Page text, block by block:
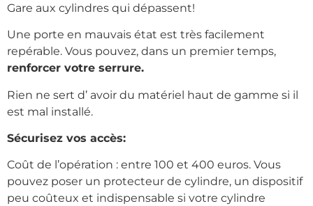
Gare aux cylindres qui dépassent!
Une porte en mauvais état est très facilement
repérable. Vous pouvez, dans un premier temps,
renforcer votre serrure.
Rien ne sert d’ avoir du matériel haut de gamme si il
est mal installé.
Sécurisez vos accès:
Coût de l’opération : entre 100 et 400 euros. Vous
pouvez poser un protecteur de cylindre, un dispositif
peu coûteux et indispensable si votre cylindre